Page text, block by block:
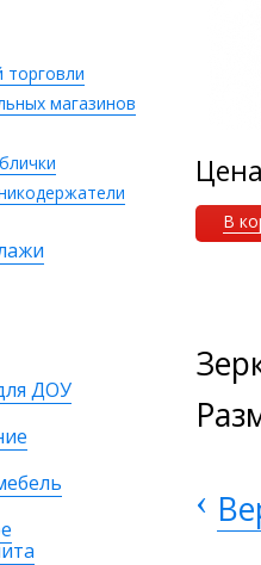
торговли
магазинов
ДОУ
В
‹